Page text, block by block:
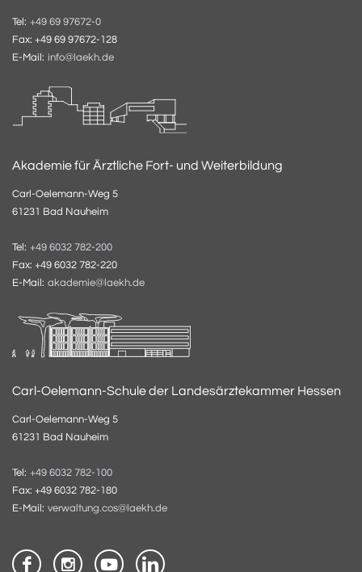
Tel: +49 69 97672-0
Fax: +49 69 97672-128
E-Mail: info@laekh.de
Akademie für Ärztliche Fort- und Weiterbildung
Carl-Oelemann-Weg 5
61231 Bad Nauheim
Tel: +49 6032 782-200
Fax: +49 6032 782-220
E-Mail: akademie@laekh.de
Carl-Oelemann-Schule der Landesärztekammer Hessen
Carl-Oelemann-Weg 5
61231 Bad Nauheim
Tel: +49 6032 782-100
Fax: +49 6032 782-180
E-Mail: verwaltung.cos@laekh.de